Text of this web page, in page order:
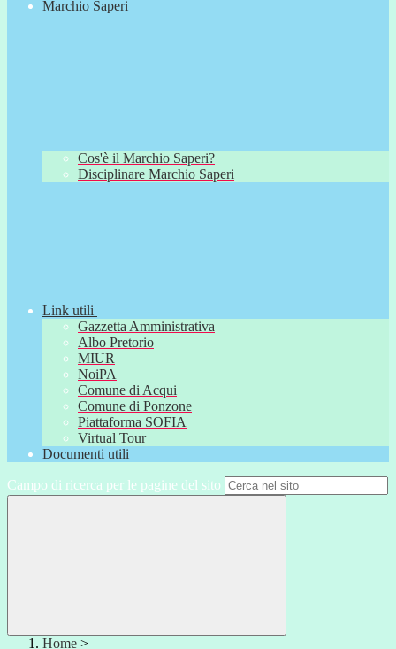
Marchio Saperi
Cos'è il Marchio Saperi?
Disciplinare Marchio Saperi
Link utili
Gazzetta Amministrativa
Albo Pretorio
MIUR
NoiPA
Comune di Acqui
Comune di Ponzone
Piattaforma SOFIA
Virtual Tour
Documenti utili
Campo di ricerca per le pagine del sito
Home >